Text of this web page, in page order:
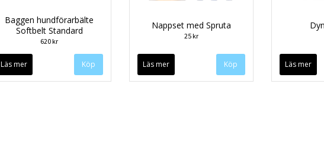
Baggen hundförarbälte
Softbelt Standard
620 kr
Läs mer Köp
Nappset med Spruta
25 kr
Läs mer Läs mer